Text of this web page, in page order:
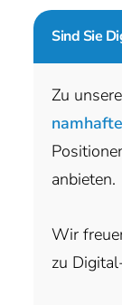
Sind Sie
Zu
anbieten.
Wir
zu